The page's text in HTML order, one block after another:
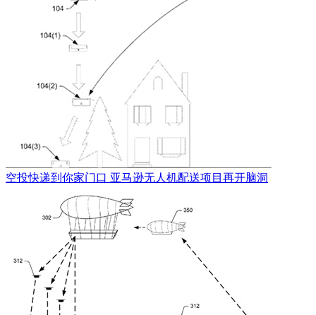
空投快递到你家门口 亚马逊无人机配送项目再开脑洞